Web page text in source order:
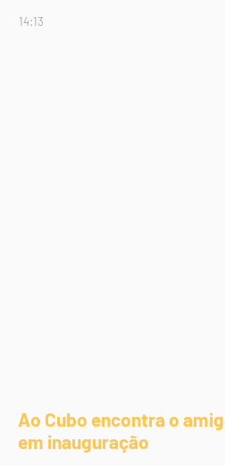
14:13
Ao Cubo encontra o
em inauguração